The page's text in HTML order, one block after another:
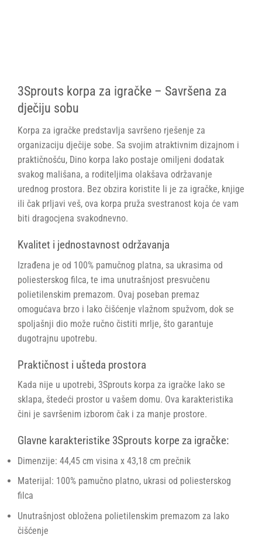
3Sprouts korpa za igračke – Savršena za
dječiju sobu
Korpa za igračke predstavlja savršeno rješenje za
organizaciju dječije sobe. Sa svojim atraktivnim dizajnom i
praktičnošću, Dino korpa lako postaje omiljeni dodatak
svakog mališana, a roditeljima olakšava održavanje
urednog prostora. Bez obzira koristite li je za igračke, knjige
ili čak prljavi veš, ova korpa pruža svestranost koja će vam
biti dragocjena svakodnevno.
Kvalitet i jednostavnost održavanja
Izrađena je od 100% pamučnog platna, sa ukrasima od
poliesterskog filca, te ima unutrašnjost presvučenu
polietilenskim premazom. Ovaj poseban premaz
omogućava brzo i lako čišćenje vlažnom spužvom, dok se
spoljašnji dio može ručno čistiti mrlje, što garantuje
dugotrajnu upotrebu.
Praktičnost i ušteda prostora
Kada nije u upotrebi, 3Sprouts korpa za igračke lako se
sklapa, štedeći prostor u vašem domu. Ova karakteristika
čini je savršenim izborom čak i za manje prostore.
Glavne karakteristike 3Sprouts korpe za igračke:
Dimenzije: 44,45 cm visina x 43,18 cm prečnik
Materijal: 100% pamučno platno, ukrasi od poliesterskog
filca
Unutrašnjost obložena polietilenskim premazom za lako
čišćenje